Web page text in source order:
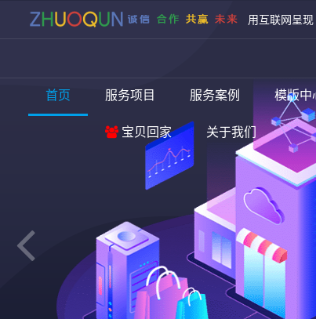
用互联网呈
首页 服务项目 服务案例 模版中
宝贝回家 关于我们